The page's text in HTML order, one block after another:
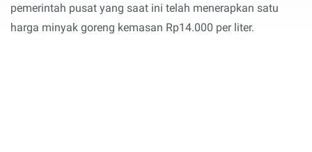
pemerintah pusat yang saat ini telah menerapkan satu
harga minyak goreng kemasan Rp14.000 per liter.